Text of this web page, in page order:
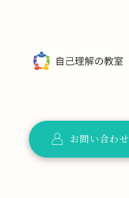
お問い合わせ